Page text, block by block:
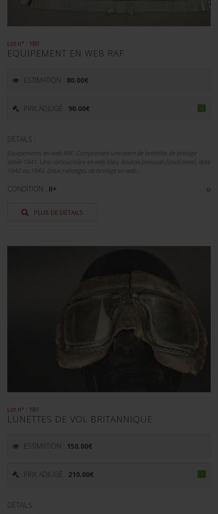
Lot n° : 180
EQUIPEMENT EN WEB RAF.
ESTIMATION : 80.00€
PRIX ADJUGÉ : 90.00€
DÉTAILS :
Equipements en web RAF. Comprenant une paire de bretelles de brelage
datée 1941. Une cartouchière en web bleu, bouton pression fonctionnel, daté
1942 ou 1943. Deux rallonges de brelage en web...
CONDITION : II+
PLUS DE DÉTAILS
Lot n° : 181
LUNETTES DE VOL BRITANNIQUE.
ESTIMATION : 150.00€
PRIX ADJUGÉ : 210.00€
DÉTAILS :